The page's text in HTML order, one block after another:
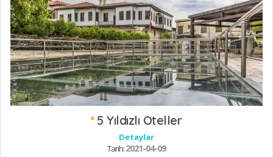
5 Yıldızlı Oteller
Detaylar
Tarih:2021-04-09